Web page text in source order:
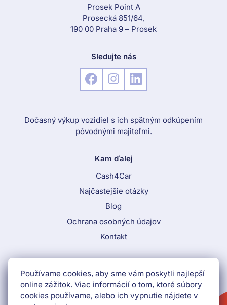
Prosek Point A
Prosecká 851/64,
190 00 Praha 9 – Prosek
Sledujte nás
Dočasný výkup vozidiel s ich spätným odkúpením
pôvodnými majiteľmi.
Kam ďalej
Cash4Car
Najčastejšie otázky
Blog
Ochrana osobných údajov
Kontakt
Call To Action Menu
+421 552 903 009
Používame cookies, aby sme vám poskytli najlepší
online zážitok. Viac informácií o tom, ktoré súbory
cookies používame, alebo ich vypnutie nájdete v